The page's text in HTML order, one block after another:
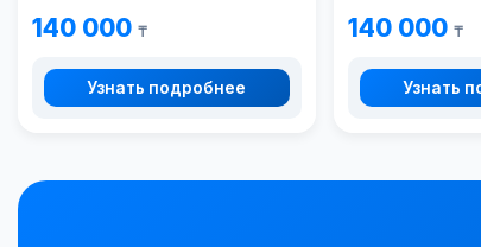
140 000 ₸
Узнать подробнее
140 000 ₸
Узнать